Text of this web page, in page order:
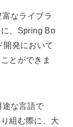
なライブラ
、Spring Bo
発において
とができま
な言語で
組む際に、大